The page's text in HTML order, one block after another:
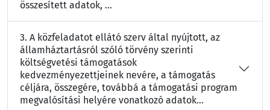
összesített adatok, ...
3. A közfeladatot ellátó szerv által nyújtott, az
államháztartásról szóló törvény szerinti
költségvetési támogatások
kedvezményezettjeinek nevére, a támogatás
céljára, összegére, továbbá a támogatási program
megvalósítási helyére vonatkozó adatok...